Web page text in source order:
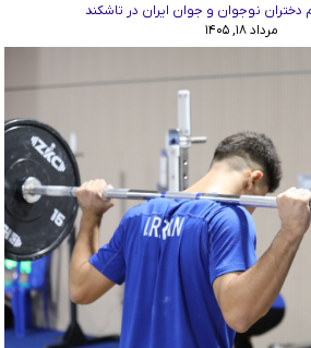
دختران نوجوان و جوان ایران در تاشکند
مرداد ۱۸, ۱۴۰۵